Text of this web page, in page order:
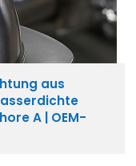
aus
A | OEM-